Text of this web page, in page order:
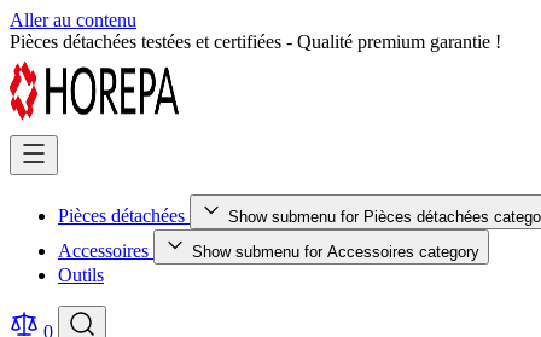
Aller au contenu
Retour facile sous 14 jours - Achetez en toute sérénité !
Pièces détachées Show submenu for Pièces détachées
Accessoires Show submenu for Accessoires category
Outils
0